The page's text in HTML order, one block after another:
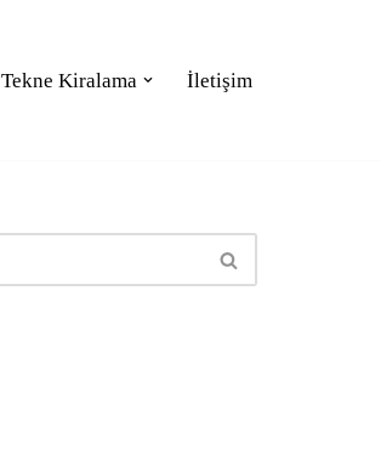
Tekne Kiralama İletişim